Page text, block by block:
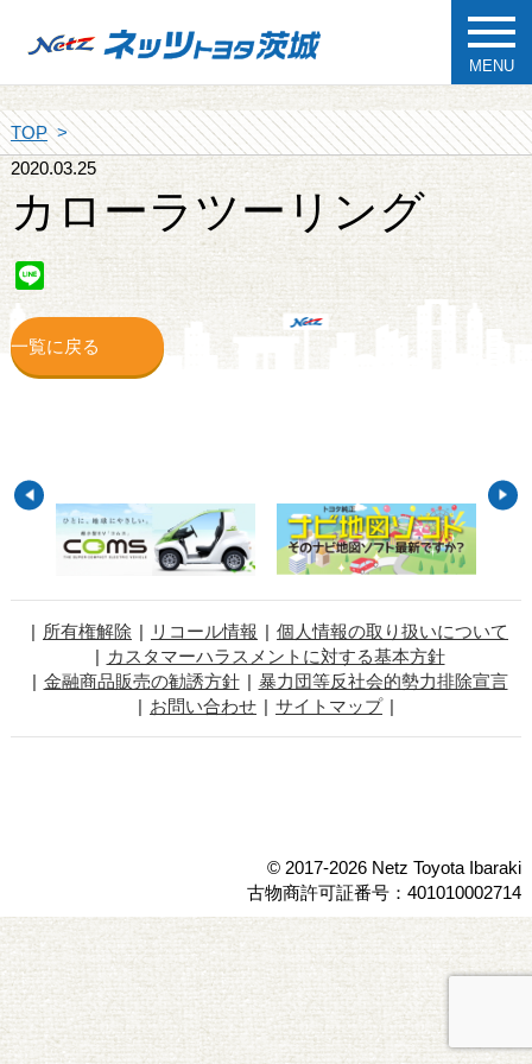
MENU
TOP
2020.03.25
カローラツーリング
Line
一覧に戻る
所有権解除 リコール情報
個人情報の取り扱いについて
カスタマーハラスメントに対する基本方針
金融商品販売の勧誘方針
暴力団等反社会的勢力排除宣言
お問い合わせ
サイトマップ
© 2017-2026 Netz Toyota Ibaraki
古物商許可証番号：401010002714